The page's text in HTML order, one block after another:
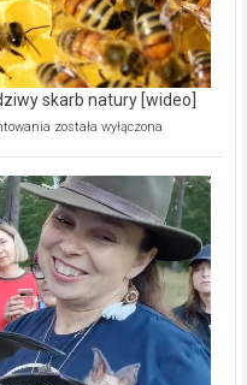
oczyszczalni
ścieków
[wideo]
skarb natury [wideo]
Ekologiczne
–
prawdziwy
skarb
natury
[wideo]
została wyłączona